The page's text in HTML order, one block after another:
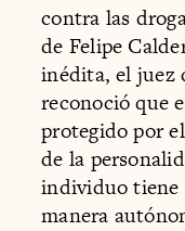
contra las
de Felipe
inédita, el juez
reconoció que
protegido por
de la
individuo tiene
manera